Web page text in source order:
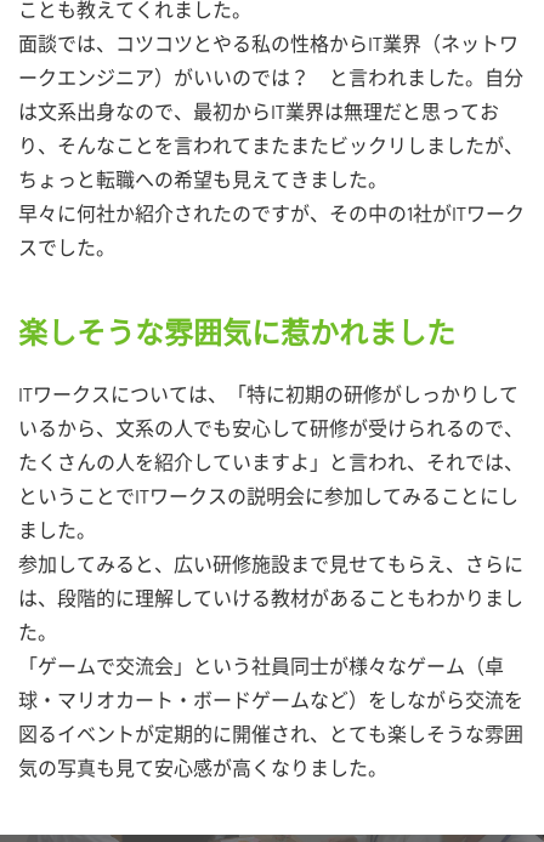
ことも教えてくれました。
面談では、コツコツとやる私の性格からIT業界（ネットワ
ークエンジニア）がいいのでは？ と言われました。自分
は文系出身なので、最初からIT業界は無理だと思ってお
り、そんなことを言われてまたまたビックリしましたが、
ちょっと転職への希望も見えてきました。
早々に何社か紹介されたのですが、その中の1社がITワーク
スでした。
楽しそうな雰囲気に惹かれました
ITワークスについては、「特に初期の研修がしっかりして
いるから、文系の人でも安心して研修が受けられるので、
たくさんの人を紹介していますよ」と言われ、それでは、
ということでITワークスの説明会に参加してみることにし
ました。
参加してみると、広い研修施設まで見せてもらえ、さらに
は、段階的に理解していける教材があることもわかりまし
た。
「ゲームで交流会」という社員同士が様々なゲーム（卓
球・マリオカート・ボードゲームなど）をしながら交流を
図るイベントが定期的に開催され、とても楽しそうな雰囲
気の写真も見て安心感が高くなりました。